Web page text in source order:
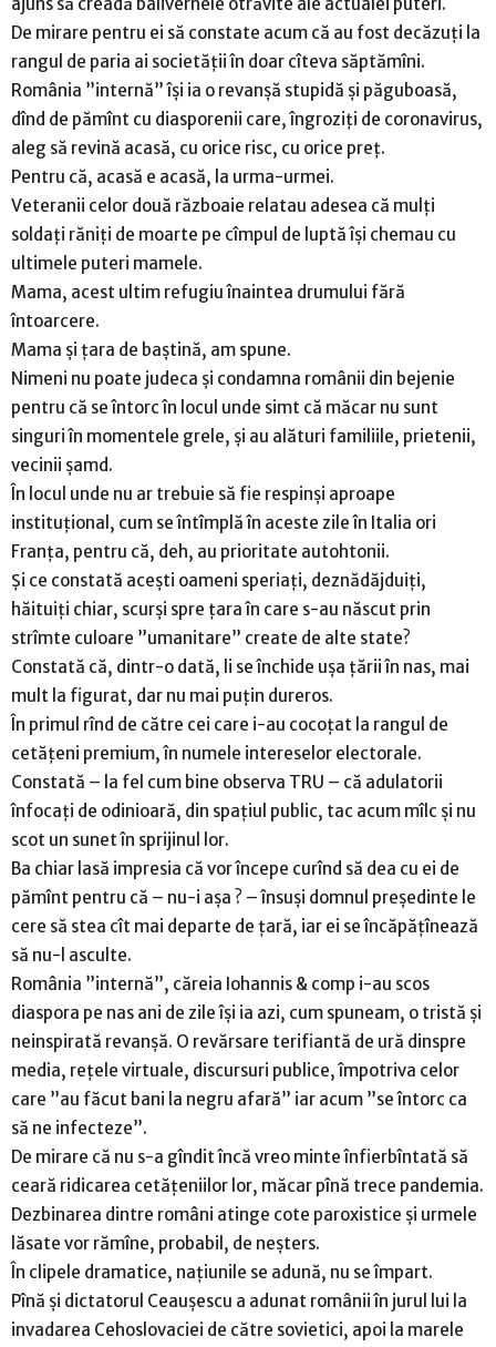
ajuns să creadă balivernele otrăvite ale actualei puteri.
De mirare pentru ei să constate acum că au fost decăzuți la
rangul de paria ai societății în doar cîteva săptămîni.
România ”internă” își ia o revanșă stupidă și păguboasă,
dînd de pămînt cu diasporenii care, îngroziți de coronavirus,
aleg să revină acasă, cu orice risc, cu orice preț.
Pentru că, acasă e acasă, la urma-urmei.
Veteranii celor două războaie relatau adesea că mulți
soldați răniți de moarte pe cîmpul de luptă își chemau cu
ultimele puteri mamele.
Mama, acest ultim refugiu înaintea drumului fără
întoarcere.
Mama și țara de baștină, am spune.
Nimeni nu poate judeca și condamna românii din bejenie
pentru că se întorc în locul unde simt că măcar nu sunt
singuri în momentele grele, și au alături familiile, prietenii,
vecinii șamd.
În locul unde nu ar trebuie să fie respinși aproape
instituțional, cum se întîmplă în aceste zile în Italia ori
Franța, pentru că, deh, au prioritate autohtonii.
Și ce constată acești oameni speriați, deznădăjduiți,
hăituiți chiar, scurși spre țara în care s-au născut prin
strîmte culoare ”umanitare” create de alte state?
Constată că, dintr-o dată, li se închide ușa țării în nas, mai
mult la figurat, dar nu mai puțin dureros.
În primul rînd de către cei care i-au cocoțat la rangul de
cetățeni premium, în numele intereselor electorale.
Constată – la fel cum bine observa TRU – că adulatorii
înfocați de odinioară, din spațiul public, tac acum mîlc și nu
scot un sunet în sprijinul lor.
Ba chiar lasă impresia că vor începe curînd să dea cu ei de
pămînt pentru că – nu-i așa ? – însuși domnul președinte le
cere să stea cît mai departe de țară, iar ei se încăpățînează
să nu-l asculte.
România ”internă”, căreia Iohannis & comp i-au scos
diaspora pe nas ani de zile își ia azi, cum spuneam, o tristă și
neinspirată revanșă. O revărsare terifiantă de ură dinspre
media, rețele virtuale, discursuri publice, împotriva celor
care ”au făcut bani la negru afară” iar acum ”se întorc ca
să ne infecteze”.
De mirare că nu s-a gîndit încă vreo minte înfierbîntată să
ceară ridicarea cetățeniilor lor, măcar pînă trece pandemia.
Dezbinarea dintre români atinge cote paroxistice și urmele
lăsate vor rămîne, probabil, de neșters.
În clipele dramatice, națiunile se adună, nu se împart.
Pînă și dictatorul Ceaușescu a adunat românii în jurul lui la
invadarea Cehoslovaciei de către sovietici, apoi la marele